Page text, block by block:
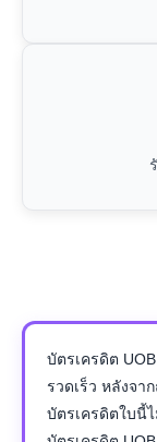
บัตรเครดิต
รวดเร็ว หลังจา
บัตรเครดิตใบนี้